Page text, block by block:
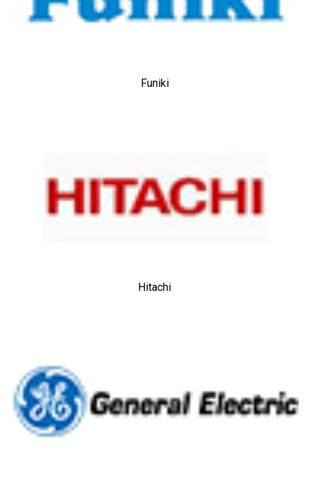
Funiki
Hitachi